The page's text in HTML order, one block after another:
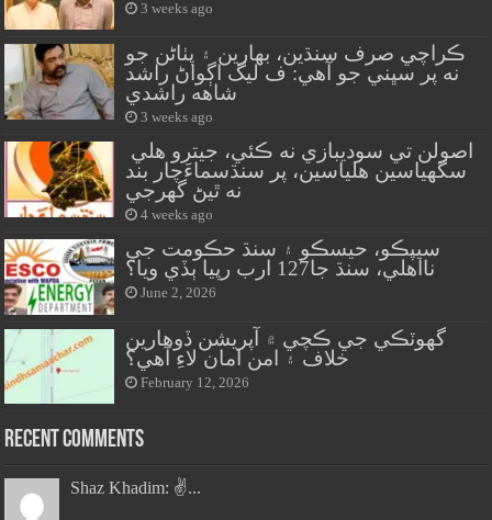
3 weeks ago
ڪراچي صرف سنڌين، بهارين ۽ پٺاڻن جو
نه پر سڀني جو آهي: ف ليگ اڳواڻ راشد
شاهه راشدي
3 weeks ago
سگهياسين هلياسين، پر سنڌسماءَچار بند
نه ٿيڻ گهرجي
4 weeks ago
سيپڪو، حيسڪو ۽ سنڌ حڪومت جي
نااهلي، سنڌ جا127 ارب رپيا ٻڏي ويا؟
June 2, 2026
گهوٽڪي جي ڪچي ۾ آپريشن ڏوهارين
خلاف ۽ امن امان لاءِ آهي؟
February 12, 2026
Recent Comments
Shaz Khadim: ✌️...